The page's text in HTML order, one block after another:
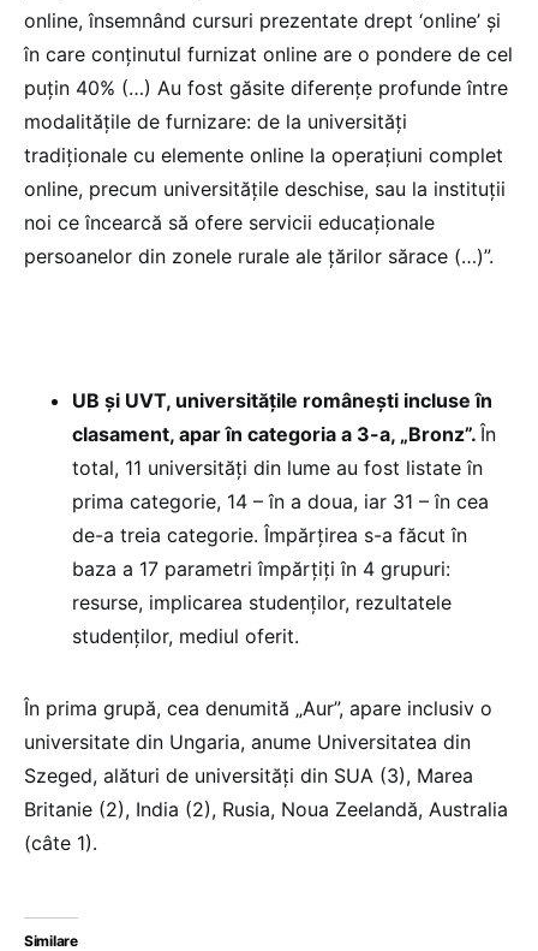
online, însemnând cursuri prezentate drept ‘online’ și
în care conținutul furnizat online are o pondere de cel
puțin 40% (…) Au fost găsite diferențe profunde între
modalitățile de furnizare: de la universități
tradiționale cu elemente online la operațiuni complet
online, precum universitățile deschise, sau la instituții
noi ce încearcă să ofere servicii educaționale
persoanelor din zonele rurale ale țărilor sărace (…)”.
UB și UVT, universitățile românești incluse în
clasament, apar în categoria a 3-a, „Bronz”. În
total, 11 universități din lume au fost listate în
prima categorie, 14 – în a doua, iar 31 – în cea
de-a treia categorie. Împărțirea s-a făcut în
baza a 17 parametri împărțiți în 4 grupuri:
resurse, implicarea studenților, rezultatele
studenților, mediul oferit.
În prima grupă, cea denumită „Aur”, apare inclusiv o
universitate din Ungaria, anume Universitatea din
Szeged, alături de universități din SUA (3), Marea
Britanie (2), India (2), Rusia, Noua Zeelandă, Australia
(câte 1).
Similare